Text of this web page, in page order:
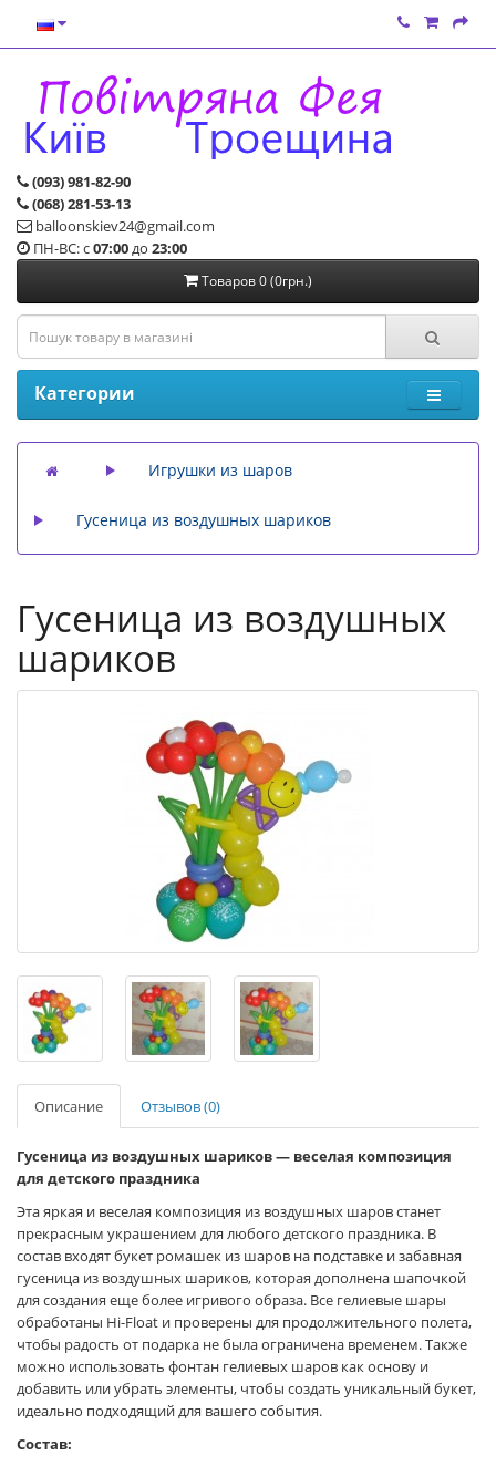
(093) 981-82-90
(068) 281-53-13
balloonskiev24@gmail.com
ПН-ВС: с07:00до 23:00
Товаров 0 (0грн.)
Категории
Игрушки из шаров
Гусеница из воздушных шариков
Гусеница из воздушных
шариков
Описание Отзывов (0)
Гусеница из воздушных шариков — веселая композиция
для детского праздника
Эта яркая и веселая композиция из воздушных шаров станет
прекрасным украшением для любого детского праздника. В
состав входят букет ромашек из шаров на подставке и забавная
гусеница из воздушных шариков, которая дополнена шапочкой
для создания еще более игривого образа. Все гелиевые шары
обработаны Hi-Float и проверены для продолжительного полета,
чтобы радость от подарка не была ограничена временем. Также
можно использовать фонтан гелиевых шаров как основу и
добавить или убрать элементы, чтобы создать уникальный букет,
идеально подходящий для вашего события.
Состав: